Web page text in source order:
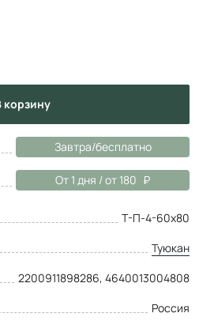
в корзину
Завтра/бесплатно
От 1 дня / от 180
Т-П-4-60х80
Туюкан
2200911898286, 4640013004808
Россия